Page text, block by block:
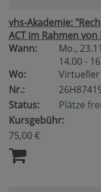
vhs-Akademie:
ACT im Rahmen
Wann:
Mo.,
14.00 -
Wo:
Nr.:
Status:
Plätze frei
Kursgebühr:
75,00 €